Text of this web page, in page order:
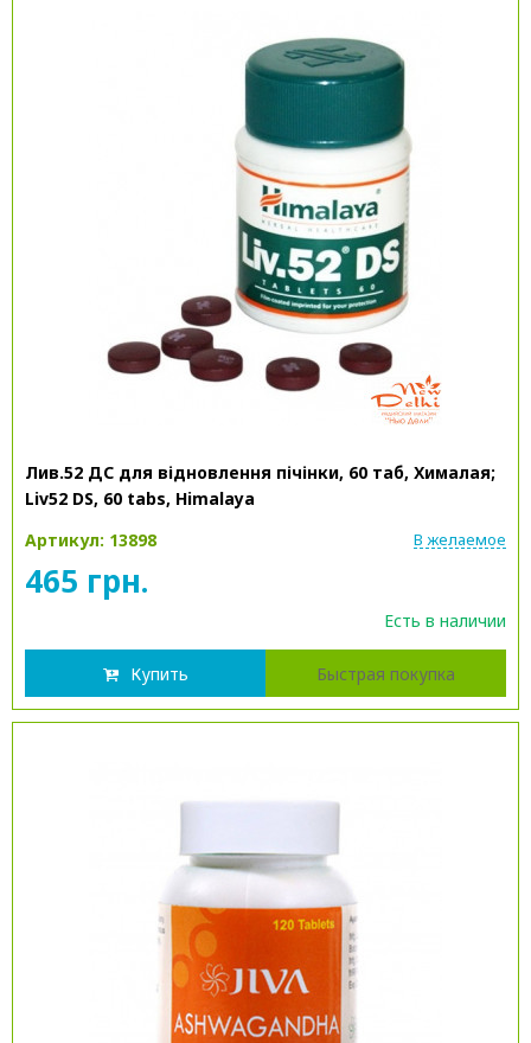
Лив.52 ДС для відновлення пічінки, 60 таб, Хималая;
Liv52 DS, 60 tabs, Himalaya
Артикул: 13898
В желаемое
465 грн.
Есть в наличии
Купить Быстрая покупка